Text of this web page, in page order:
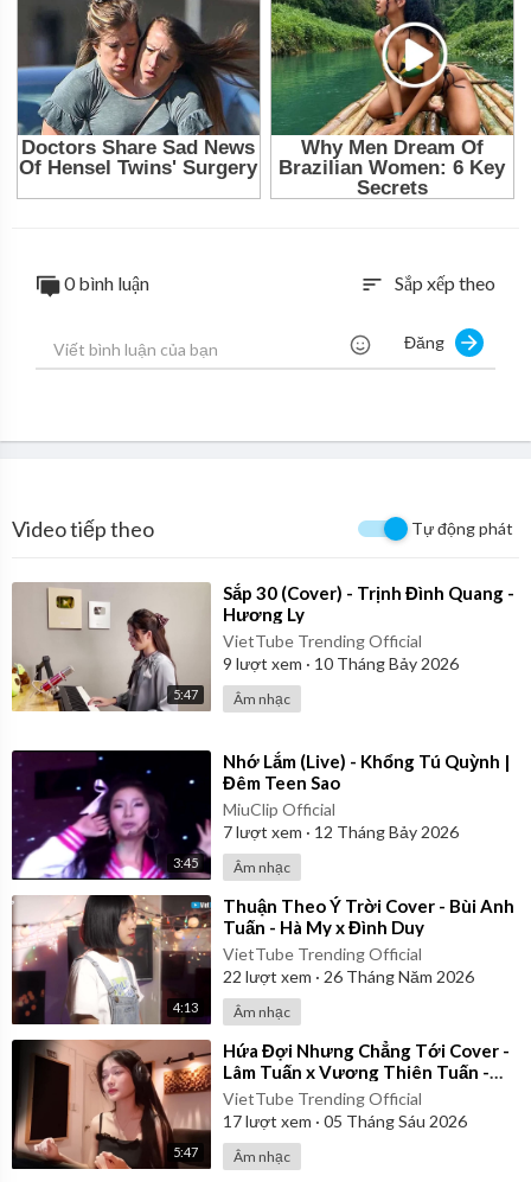
Sáng tác : JIN TUẤN NAM
Đối tác của TD Network
0 bình luận sort Sắp xếp theo
Đăng
Video tiếp theo Tự động phát
5:47
⁣Sắp 30 (Cover) - Trịnh Đình Quang -
Hương Ly
VietTube Trending Official
9 lượt xem · 10 Tháng Bảy 2026
Âm nhạc
3:45
⁣Nhớ Lắm (Live) - Khổng Tú Quỳnh |
Đêm Teen Sao
MiuClip Official
7lượt xem · 12 Tháng Bảy 2026
Âm nhạc
4:13
⁣Thuận Theo Ý Trời Cover - Bùi Anh
Tuấn - Hà My x Đình Duy
VietTube Trending Official
22 lượt xem · 26 Tháng Năm 2026
Âm nhạc
5:47
⁣Hứa Đợi Nhưng Chẳng Tới Cover -
Lâm Tuấn x Vương Thiên Tuấn -
Kiều Chi
VietTube Trending Official
17lượt xem · 05 Tháng Sáu 2026
Âm nhạc